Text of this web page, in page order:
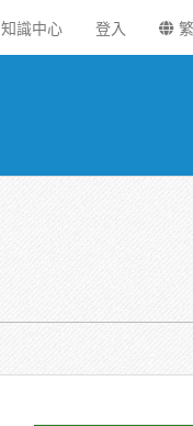
知識中心 登入